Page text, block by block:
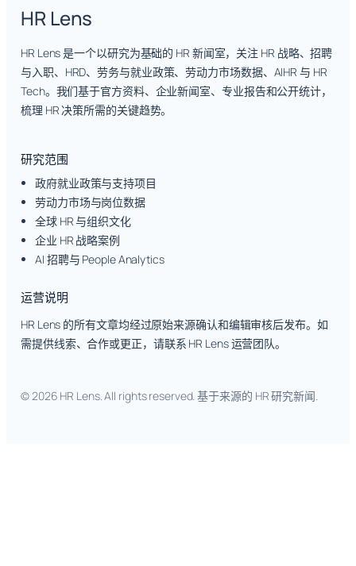
HR Lens
HR Lens 是一个以研究为基础的 HR 新闻室，关注 HR 战略、招聘
与入职、HRD、劳务与就业政策、劳动力市场数据、AIHR 与 HR
Tech。我们基于官方资料、企业新闻室、专业报告和公开统计，
梳理 HR 决策所需的关键趋势。
研究范围
政府就业政策与支持项目
劳动力市场与岗位数据
全球 HR 与组织文化
企业 HR 战略案例
AI 招聘与 People Analytics
运营说明
HR Lens 的所有文章均经过原始来源确认和编辑审核后发布。如
需提供线索、合作或更正，请联系 HR Lens 运营团队。
© 2026 HR Lens. All rights reserved. 基于来源的 HR 研究新闻.